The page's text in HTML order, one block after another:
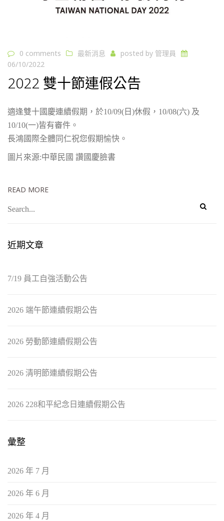
0 comments 最新消息 posted by 管理員
06/10/2022
2022 雙十節連假公告
適逢雙十國慶連續假期，於10/09(日)休假，10/08(六) 及
10/10(一)皆有審件。
長鴻國際全體同仁祝您假期愉快。
圖片來源:中華民國 讚國慶臉書
READ MORE
近期文章
7/19 員工自強活動公告
2026 端午節連續假期公告
2026 勞動節連續假期公告
2026 清明節連續假期公告
2026 228和平紀念日連續假期公告
彙整
2026 年 7 月
2026 年 6 月
2026 年 4 月